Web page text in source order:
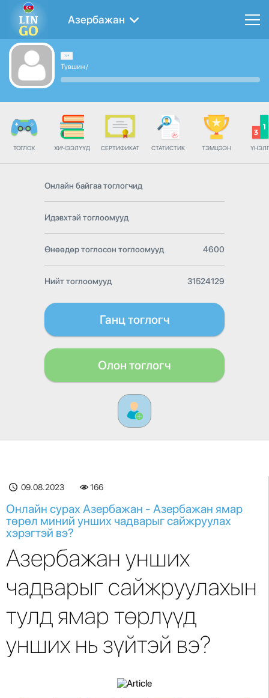
Азербажан
Түвшин/
ТОГЛОХ ХИЧЭЭЛҮҮД СЕРТИФИКАТ СТАТИСТИК ТЭМЦЭЭН
Онлайн байгаа тоглогчид
Идэвхтэй тоглоомууд
Өнөөдөр тоглосон тоглоомууд 4600
Нийт тоглоомууд 31524129
Ганц тоглогч
Олон тоглогч
09.08.2023 166
Онлайн сурах Азербажан - Азербажан ямар
төрөл миний унших чадварыг сайжруулах
хэрэгтэй вэ?
Азербажан унших
чадварыг сайжруулахын
тулд ямар төрлүүд
унших нь зүйтэй вэ?